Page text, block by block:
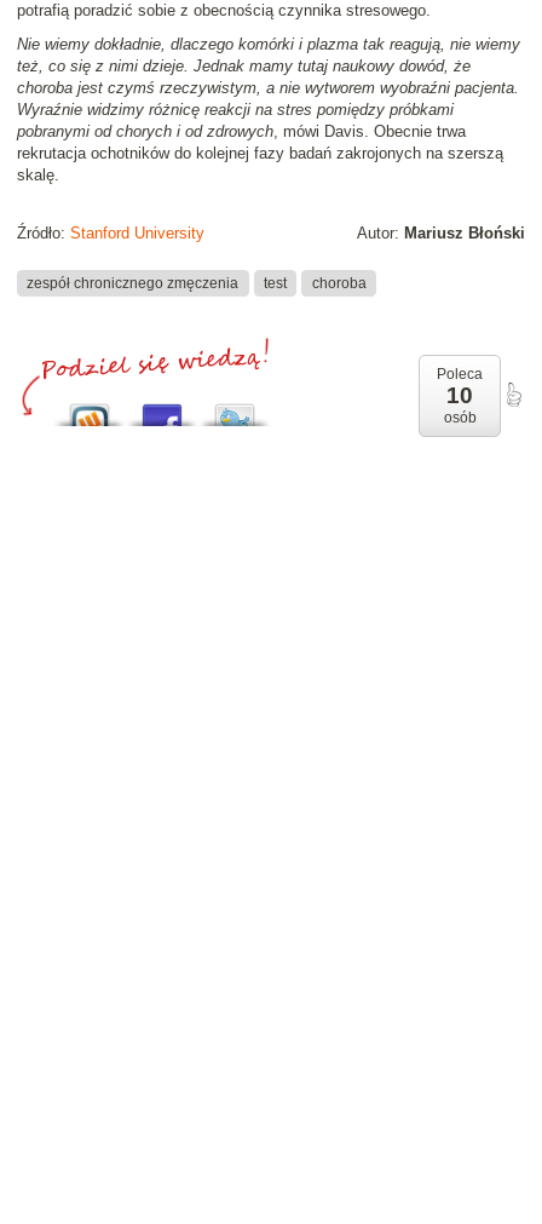
potrafią poradzić sobie z obecnością czynnika stresowego.
Nie wiemy dokładnie, dlaczego komórki i plazma tak reagują, nie wiemy
też, co się z nimi dzieje. Jednak mamy tutaj naukowy dowód, że
choroba jest czymś rzeczywistym, a nie wytworem wyobraźni pacjenta.
Wyraźnie widzimy różnicę reakcji na stres pomiędzy próbkami
pobranymi od chorych i od zdrowych, mówi Davis. Obecnie trwa
rekrutacja ochotników do kolejnej fazy badań zakrojonych na szerszą
skalę.
Autor: Mariusz Błoński
Źródło: Stanford University
zespół chronicznego zmęczenia test choroba
Poleca
10
osób